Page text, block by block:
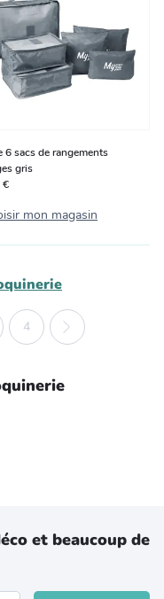
6 sacs de rangements
gris
€
mon magasin
4
et beaucoup de